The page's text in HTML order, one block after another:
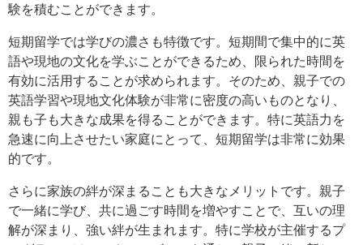
験を積むことができます。
短期留学では学びの濃さも特徴です。短期間で集中的に英
語や現地の文化を学ぶことができるため、限られた時間を
有効に活用することが求められます。そのため、親子での
英語学習や現地文化体験が非常に密度の高いものとなり、
親も子も大きな成果を得ることができます。特に英語力を
急速に向上させたい家庭にとって、短期留学は非常に効果
的です。
さらに家族の絆が深まることも大きなメリットです。親子
で一緒に学び、共に過ごす時間を増やすことで、互いの理
解が深まり、強い絆が生まれます。特に学校が主催するプ